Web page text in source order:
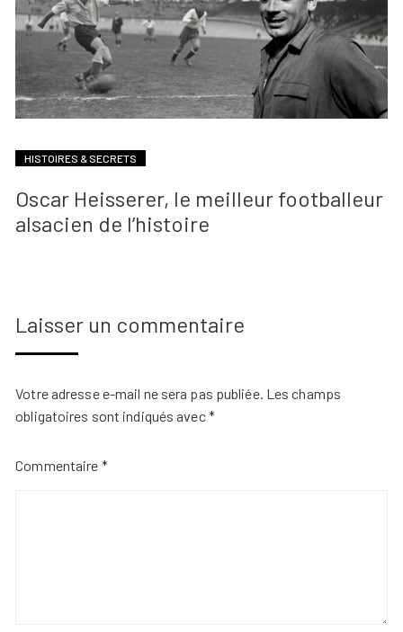
HISTOIRES & SECRETS
Oscar Heisserer, le meilleur footballeur
alsacien de l’histoire
Laisser un commentaire
Votre adresse e-mail ne sera pas publiée. Les champs
obligatoires sont indiqués avec*
Commentaire *